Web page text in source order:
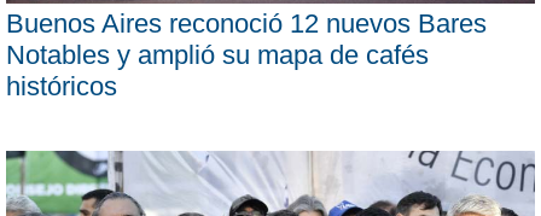
Buenos Aires reconoció 12 nuevos Bares
Notables y amplió su mapa de cafés
históricos